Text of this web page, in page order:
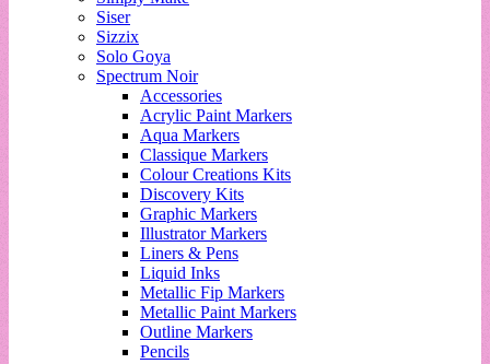
Siser
Sizzix
Solo Goya
Spectrum Noir
Accessories
Acrylic Paint Markers
Aqua Markers
Classique Markers
Colour Creations Kits
Discovery Kits
Graphic Markers
Illustrator Markers
Liners & Pens
Liquid Inks
Metallic Fip Markers
Metallic Paint Markers
Outline Markers
Pencils